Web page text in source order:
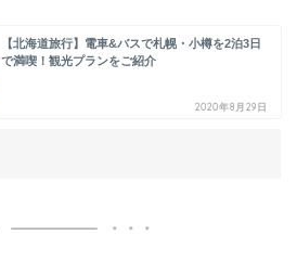
【北海道旅行】電車&バスで札幌・小樽を2泊3日
で満喫！観光プランをご紹介
2020年8月29日